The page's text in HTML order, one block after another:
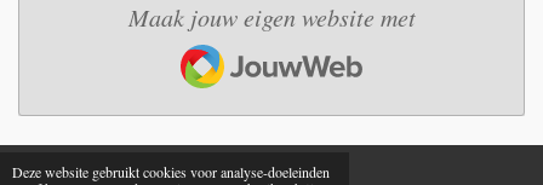
Deze website gebruikt cookies voor analyse-doeleinden
Maak jouw eigen website met
JouwWeb